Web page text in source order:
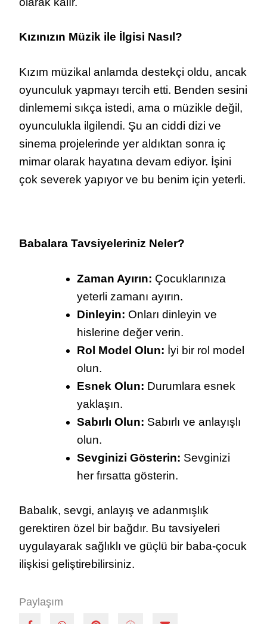
Kızınızın Müzik ile İlgisi Nasıl?
Kızım müzikal anlamda destekçi oldu, ancak
oyunculuk yapmayı tercih etti. Benden sesini
dinlememi sıkça istedi, ama o müzikle değil,
oyunculukla ilgilendi. Şu an ciddi dizi ve
sinema projelerinde yer aldıktan sonra iç
mimar olarak hayatına devam ediyor. İşini
çok severek yapıyor ve bu benim için yeterli.
Babalara Tavsiyeleriniz Neler?
Zaman Ayırın: Çocuklarınıza
yeterli zamanı ayırın.
Dinleyin: Onları dinleyin ve
hislerine değer verin.
Rol Model Olun: İyi bir rol model
olun.
Esnek Olun: Durumlara esnek
yaklaşın.
Sabırlı Olun: Sabırlı ve anlayışlı
olun.
Sevginizi Gösterin: Sevginizi
her fırsatta gösterin.
Babalık, sevgi, anlayış ve adanmışlık
gerektiren özel bir bağdır. Bu tavsiyeleri
uygulayarak sağlıklı ve güçlü bir baba-çocuk
ilişkisi geliştirebilirsiniz.
Paylaşım